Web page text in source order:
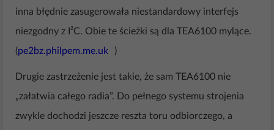
inna błędnie zasugerowała niestandardowy interfejs
niezgodny z I²C. Obie te ścieżki są dla TEA6100 mylące.
(pe2bz.philpem.me.uk )
Drugie zastrzeżenie jest takie, że sam TEA6100 nie
„załatwia całego radia”. Do pełnego systemu strojenia
zwykle dochodzi jeszcze reszta toru odbiorczego, a